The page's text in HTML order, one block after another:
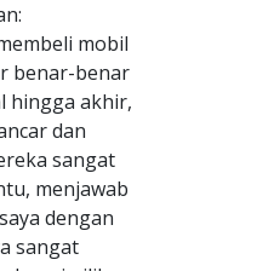
mobil
benar-benar
hingga akhir,
dan
sangat
menjawab
dengan
sangat